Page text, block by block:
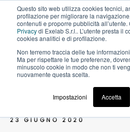
Questo sito web utilizza cookies tecnici,
profilazione per migliorare la
contenuti e proporre pubblicità all’utente.
Privacydi Exelab S.r.l.. L’utente presta il
cookies analitici e di profilazione.
Non terremo traccia delle tue
Ma per rispettare le tue preferenze,
minuscolo cookie in modo che non ti
nuovamente questa scelta.
Impostazioni Accetta
BLOG >COME
MARKETING PER
COMMERCE
23 GIUGNO 2020